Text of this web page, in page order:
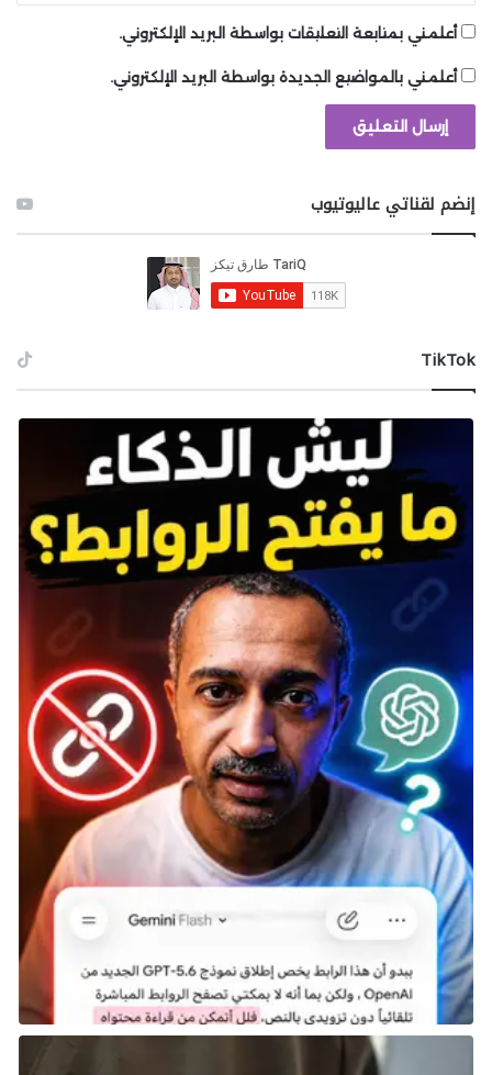
أعلمني بمتابعة التعليقات بواسطة البريد الإلكتروني.
أعلمني بالمواضيع الجديدة بواسطة البريد الإلكتروني.
إنضم لقناتي عاليوتيوب
‫TikTok